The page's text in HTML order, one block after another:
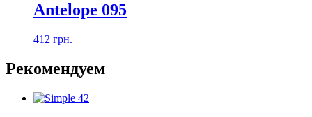
Antelope 095
412 грн.
Рекомендуем